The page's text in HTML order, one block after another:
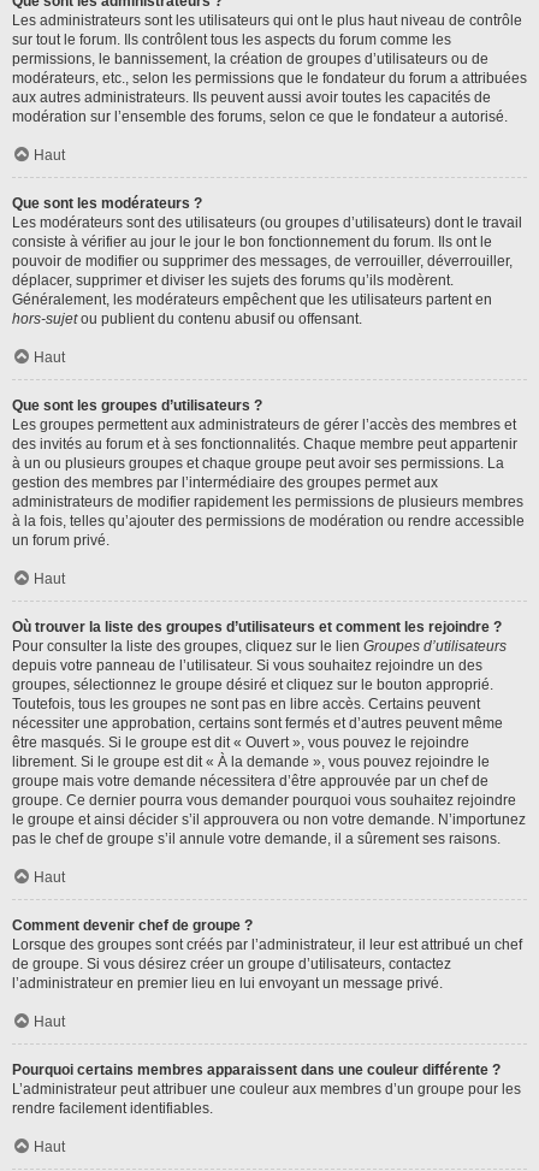
Les administrateurs sont les utilisateurs qui ont le plus haut niveau de contrôle
sur tout le forum. Ils contrôlent tous les aspects du forum comme les
permissions, le bannissement, la création de groupes d’utilisateurs ou de
modérateurs, etc., selon les permissions que le fondateur du forum a attribuées
aux autres administrateurs. Ils peuvent aussi avoir toutes les capacités de
modération sur l’ensemble des forums, selon ce que le fondateur a autorisé.
Haut
Que sont les modérateurs ?
Les modérateurs sont des utilisateurs (ou groupes d’utilisateurs) dont le travail
consiste à vérifier au jour le jour le bon fonctionnement du forum. Ils ont le
pouvoir de modifier ou supprimer des messages, de verrouiller, déverrouiller,
déplacer, supprimer et diviser les sujets des forums qu’ils modèrent.
Généralement, les modérateurs empêchent que les utilisateurs partent en
hors-sujetou publient du contenu abusif ou offensant.
Haut
Que sont les groupes d’utilisateurs ?
Les groupes permettent aux administrateurs de gérer l’accès des membres et
des invités au forum et à ses fonctionnalités. Chaque membre peut appartenir
à un ou plusieurs groupes et chaque groupe peut avoir ses permissions. La
gestion des membres par l’intermédiaire des groupes permet aux
administrateurs de modifier rapidement les permissions de plusieurs membres
à la fois, telles qu’ajouter des permissions de modération ou rendre accessible
un forum privé.
Haut
Où trouver la liste des groupes d’utilisateurs et comment les rejoindre ?
Pour consulter la liste des groupes, cliquez sur le lien Groupes d’utilisateurs
depuis votre panneau de l’utilisateur. Si vous souhaitez rejoindre un des
groupes, sélectionnez le groupe désiré et cliquez sur le bouton approprié.
Toutefois, tous les groupes ne sont pas en libre accès. Certains peuvent
nécessiter une approbation, certains sont fermés et d’autres peuvent même
être masqués. Si le groupe est dit « Ouvert », vous pouvez le rejoindre
librement. Si le groupe est dit « À la demande », vous pouvez rejoindre le
groupe mais votre demande nécessitera d’être approuvée par un chef de
groupe. Ce dernier pourra vous demander pourquoi vous souhaitez rejoindre
le groupe et ainsi décider s’il approuvera ou non votre demande. N’importunez
pas le chef de groupe s’il annule votre demande, il a sûrement ses raisons.
Haut
Comment devenir chef de groupe ?
Lorsque des groupes sont créés par l’administrateur, il leur est attribué un chef
de groupe. Si vous désirez créer un groupe d’utilisateurs, contactez
l’administrateur en premier lieu en lui envoyant un message privé.
Haut
Pourquoi certains membres apparaissent dans une couleur différente ?
L’administrateur peut attribuer une couleur aux membres d’un groupe pour les
rendre facilement identifiables.
Haut